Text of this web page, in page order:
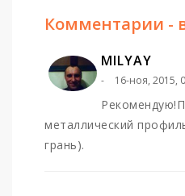
Комментарии -
MILYAY
16-ноя, 2015,
металлический
грань).